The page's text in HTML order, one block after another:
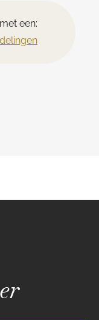
een: